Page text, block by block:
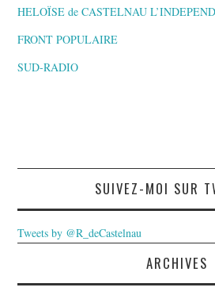
HELOÏSE de CASTELNAU
FRONT POPULAIRE
SUD-RADIO
SUIVEZ-MOI SUR
Tweets by @R_deCastelnau
ARCHIVES